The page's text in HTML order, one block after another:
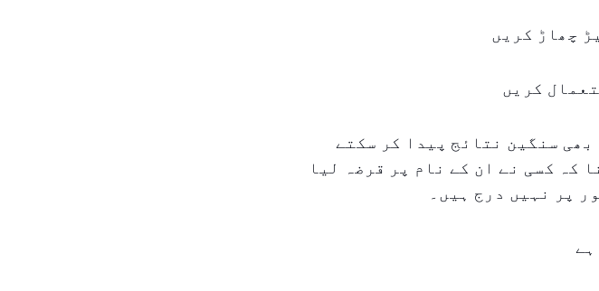
چھاڑ کریں
کریں
سنگین نتائج پیدا کر سکتے
کہ کسی نے ان کے نام پر قرضہ لیا
پر نہیں درج ہیں۔